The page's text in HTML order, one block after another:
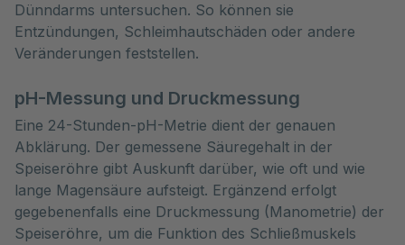
Dünndarms untersuchen. So können sie
Entzündungen, Schleimhautschäden oder andere
Veränderungen feststellen.
pH-Messung und Druckmessung
Eine 24-Stunden-pH-Metrie dient der genauen
Abklärung. Der gemessene Säuregehalt in der
Speiseröhre gibt Auskunft darüber, wie oft und wie
lange Magensäure aufsteigt. Ergänzend erfolgt
gegebenenfalls eine Druckmessung (Manometrie) der
Speiseröhre, um die Funktion des Schließmuskels